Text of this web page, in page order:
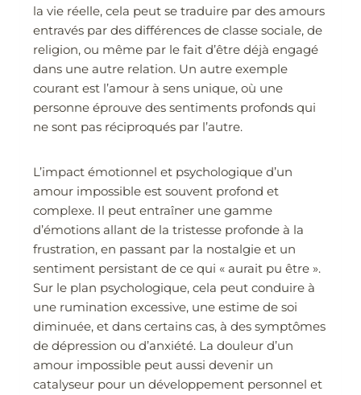
la vie réelle, cela peut se traduire par des amours
entravés par des différences de classe sociale, de
religion, ou même par le fait d’être déjà engagé
dans une autre relation. Un autre exemple
courant est l’amour à sens unique, où une
personne éprouve des sentiments profonds qui
ne sont pas réciproqués par l’autre.
L’impact émotionnel et psychologique d’un
amour impossible est souvent profond et
complexe. Il peut entraîner une gamme
d’émotions allant de la tristesse profonde à la
frustration, en passant par la nostalgie et un
sentiment persistant de ce qui « aurait pu être ».
Sur le plan psychologique, cela peut conduire à
une rumination excessive, une estime de soi
diminuée, et dans certains cas, à des symptômes
de dépression ou d’anxiété. La douleur d’un
amour impossible peut aussi devenir un
catalyseur pour un développement personnel et